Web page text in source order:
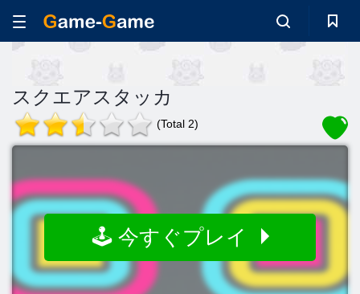
スクエアスタッカ
(Total 2)
🕹️ 今すぐプレイ